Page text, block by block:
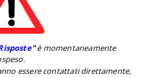
''è momentaneamente
essere contattati direttamente,